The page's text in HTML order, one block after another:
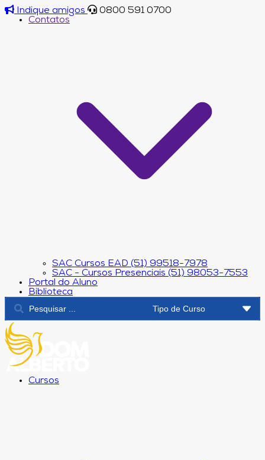
Indique amigos
0800 591 0700
Contatos
SAC Cursos EAD (51) 99518-7978
SAC - Cursos Presenciais (51) 98053-7553
Portal do Aluno
Biblioteca
Cursos